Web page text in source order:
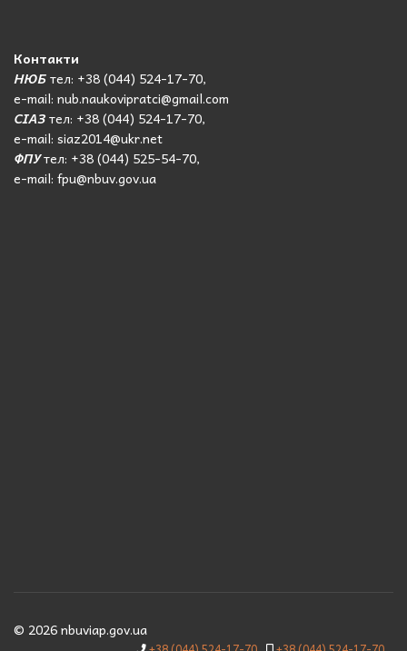
Контакти
НЮБтел: +38 (044) 524-17-70,
e-mail: nub.naukovipratci@gmail.com
СІАЗтел: +38 (044) 524-17-70,
e-mail: siaz2014@ukr.net
ФПУтел: +38 (044) 525-54-70,
e-mail: fpu@nbuv.gov.ua
© 2026 nbuviap.gov.ua